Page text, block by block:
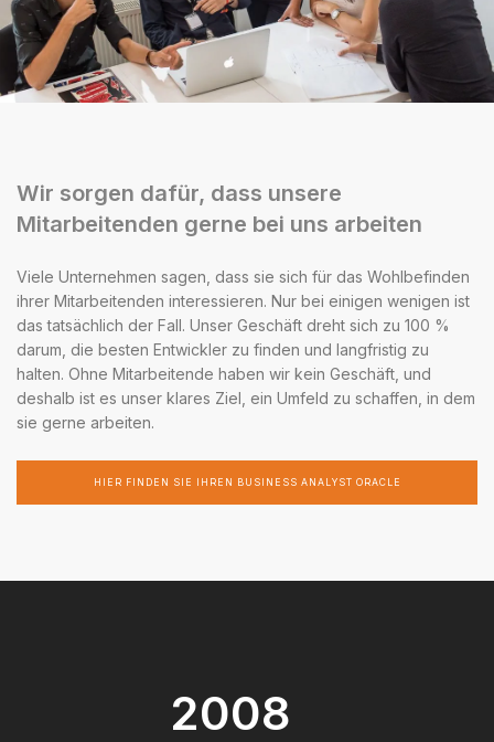
Wir sorgen dafür, dass unsere
Mitarbeitenden gerne bei uns arbeiten
Viele Unternehmen sagen, dass sie sich für das Wohlbefinden
ihrer Mitarbeitenden interessieren. Nur bei einigen wenigen ist
das tatsächlich der Fall. Unser Geschäft dreht sich zu 100 %
darum, die besten Entwickler zu finden und langfristig zu
halten. Ohne Mitarbeitende haben wir kein Geschäft, und
deshalb ist es unser klares Ziel, ein Umfeld zu schaffen, in dem
sie gerne arbeiten.
HIER FINDEN SIE IHREN BUSINESS ANALYST ORACLE
2008